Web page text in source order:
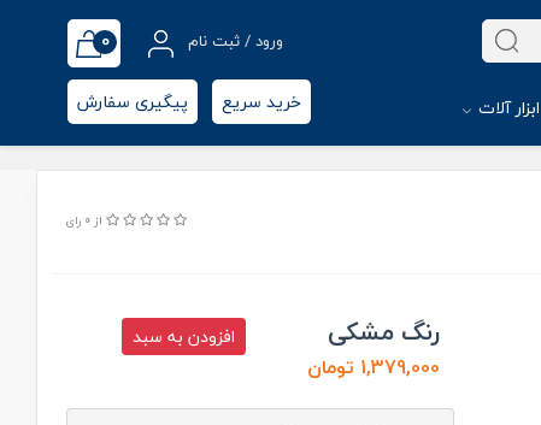
ورود / ثبت نام 0
ابزار آلات خرید سریع پیگیری سفارش
از 0 رای
رنگ مشکی
1,379,000 تومان
افزودن به سبد